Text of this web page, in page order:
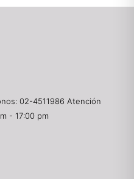
02-4511986 Atención
- 17:00 pm